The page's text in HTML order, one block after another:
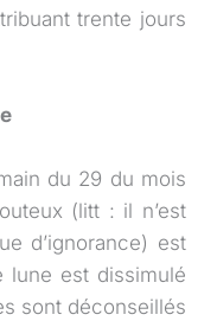
trente jours
du 29 du mois
(litt : il n’est
d’ignorance) est
lune est dissimulé
sont déconseillés